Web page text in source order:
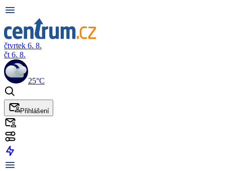
čtvrtek 6. 8.
čt 6. 8.
25°C
Přihlášení